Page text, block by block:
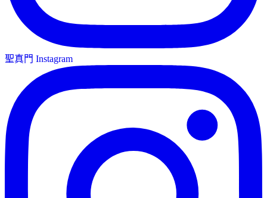
聖真門 Instagram